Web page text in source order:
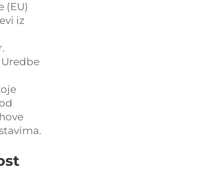
(EU)
iz
Uredbe